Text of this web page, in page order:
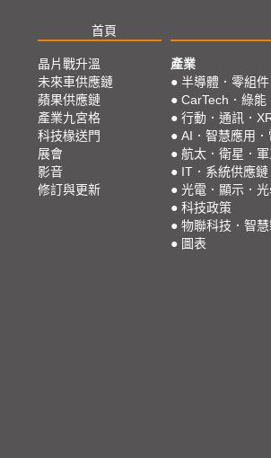
首頁
晶片戰升溫
未來車供應鏈
蘋果供應鏈
產業九宮格
科技椽送門
展會
影音
修訂與更新
產業
● 半導體．零組件
● CarTech．綠能
● 行動．通訊．
● AI．智慧應用
● 航太．衛星．軍
● IT．系統供應鏈
● 光電．顯示．
● 科技政策
● 物聯科技．智
● 圖表